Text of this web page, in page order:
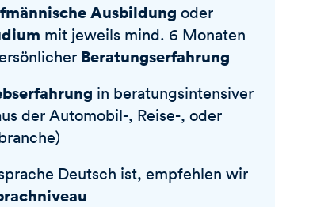
Ausbildung oder
mit jeweils mind. 6 Monaten
Beratungserfahrung
in beratungsintensiver
der Automobil-, Reise-, oder
Deutsch ist, empfehlen wir